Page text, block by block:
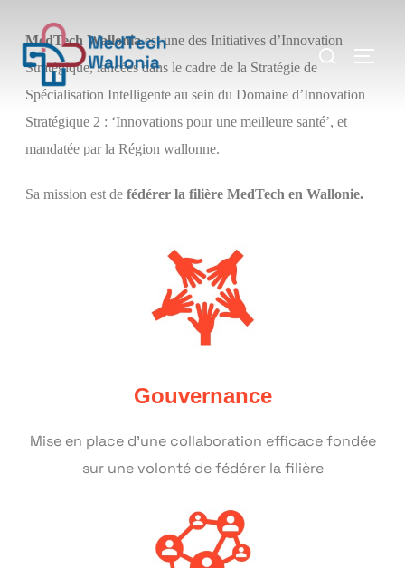
Let's inspire our health for tomorrow
MedTech Walloniaest une des Initiatives d’Innovation
Stratégique, lancées dans le cadre de la Stratégie de
Spécialisation Intelligente au sein du Domaine d’Innovation
Stratégique 2 : ‘Innovations pour une meilleure santé’, et
mandatée par la Région wallonne.
Sa mission est de fédérer la filière MedTech en Wallonie.
Gouvernance
Mise en place d'une collaboration efficace fondée
sur une volonté de fédérer la filière